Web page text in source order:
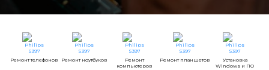
Ремонт телефонов Ремонт ноутбуков
Ремонт
компьютеров
Ремонт планшетов
Установка
Windows и ПО